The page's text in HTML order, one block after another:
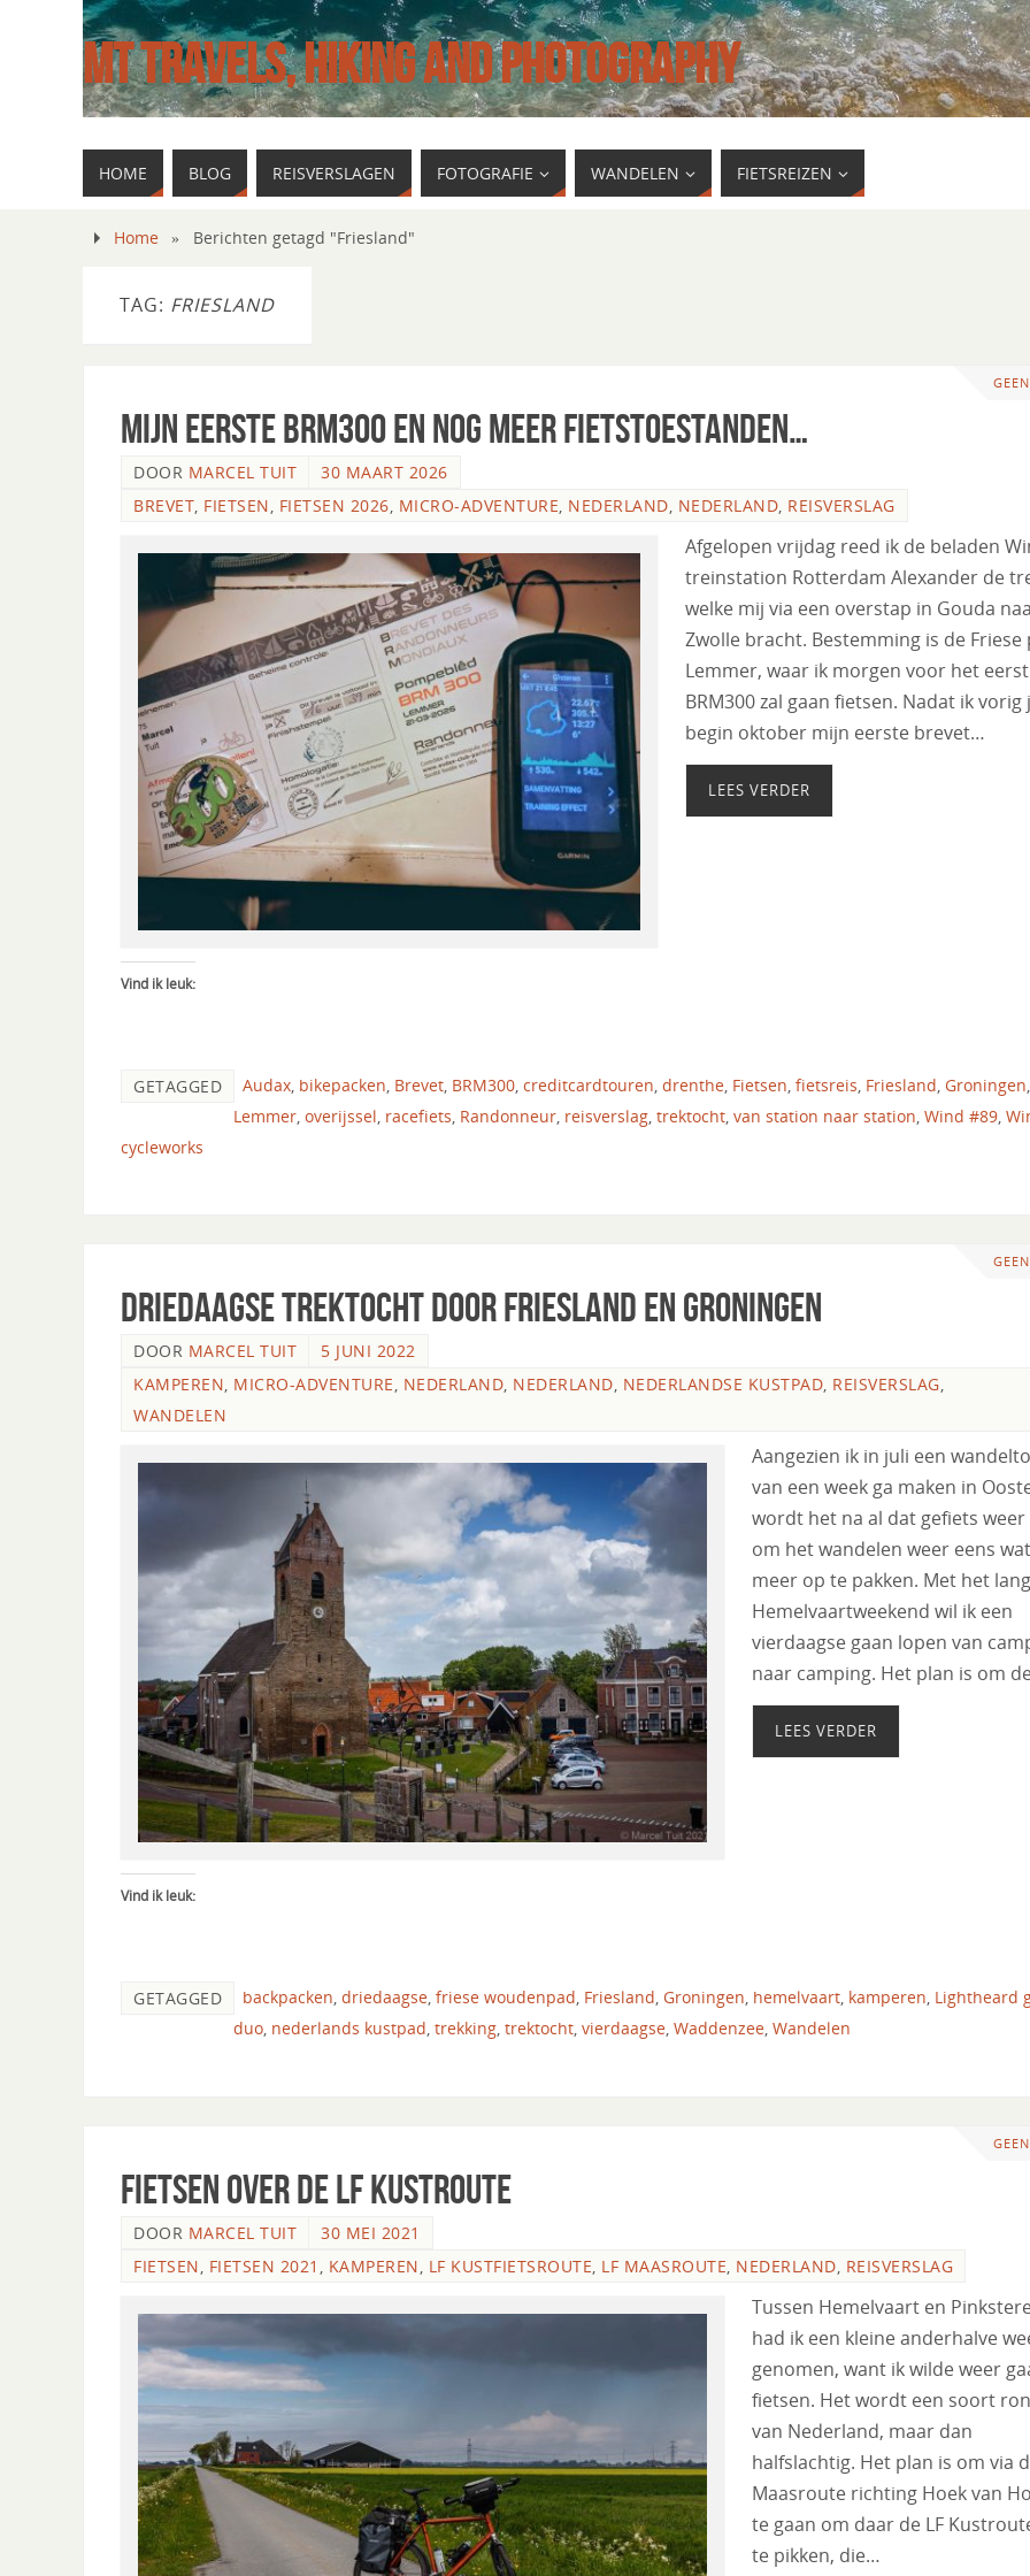
MT TRAVELS, HIKING AND PHOTOGRAPHY
HOME BLOG REISVERSLAGEN FOTOGRAFIE WANDELEN FIETSREIZEN
Home » Berichten getagd "Friesland"
TAG: FRIESLAND
Mijn eerste BRM300 en nog meer fietstoestanden…
DOOR MARCEL TUIT
30 MAART 2026
BREVET, FIETSEN, FIETSEN 2026, MICRO-ADVENTURE, NEDERLAND, NEDERLAND, REISVERSLAG
Afgelopen vrijdag reed ik de beladen
treinstation Rotterdam Alexander de
welke mij via een overstap in Gouda
Zwolle bracht. Bestemming is de Friese
Lemmer, waar ik morgen voor het
BRM300 zal gaan fietsen. Nadat ik vorig
begin oktober mijn eerste brevet…
LEES VERDER
Vind ik leuk:
GETAGGED Audax bikepacken Brevet BRM300 creditcardtouren drenthe Fietsen fietsreis Friesland Groningen
Lemmer overijssel racefiets Randonneur reisverslag trektocht van station naar station Wind #89
cycleworks
Driedaagse trektocht door Friesland en Groningen
DOOR MARCEL TUIT
5 JUNI 2022
KAMPEREN, MICRO-ADVENTURE, NEDERLAND, NEDERLAND, NEDERLANDSE KUSTPAD, REISVERSLAG,
WANDELEN
Aangezien ik in juli een
van een week ga maken in
wordt het na al dat gefiets
om het wandelen weer eens wat
meer op te pakken. Met het
Hemelvaartweekend wil ik een
vierdaagse gaan lopen van
naar camping. Het plan is om
LEES VERDER
Vind ik leuk:
GETAGGED backpacken, driedaagse, friese woudenpad, Friesland, Groningen, hemelvaart, kamperen, Lightheard
duo, nederlands kustpad, trekking, trektocht, vierdaagse, Waddenzee, Wandelen
Fietsen over de LF Kustroute
DOOR MARCEL TUIT
30 MEI 2021
FIETSEN FIETSEN 2021 KAMPEREN LF KUSTFIETSROUTE LF MAASROUTE NEDERLAND REISVERSLAG
Tussen Hemelvaart en
had ik een kleine anderhalve
genomen, want ik wilde weer
fietsen. Het wordt een soort
van Nederland, maar dan
halfslachtig. Het plan is om via
Maasroute richting Hoek van
te gaan om daar de LF
te pikken, die…